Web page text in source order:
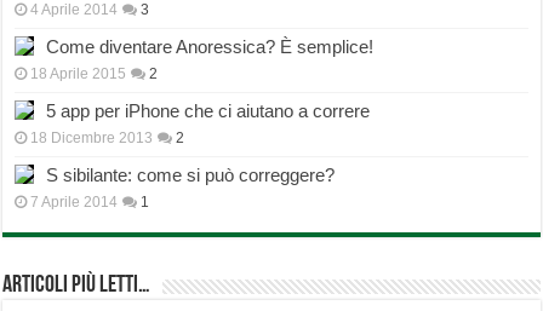
4 Aprile 2014 3
Come diventare Anoressica? È semplice!
18 Aprile 2015 2
5 app per iPhone che ci aiutano a correre
18 Dicembre 2013 2
S sibilante: come si può correggere?
7 Aprile 2014 1
Articoli più Letti…